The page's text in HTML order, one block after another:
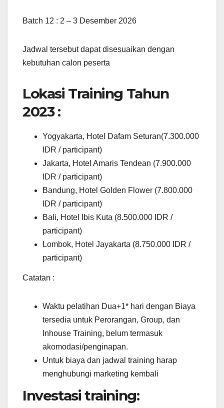
Batch 12 : 2 – 3 Desember 2026
Jadwal tersebut dapat disesuaikan dengan
kebutuhan calon peserta
Lokasi Training Tahun
2023 :
Yogyakarta, Hotel Dafam Seturan(7.300.000
IDR / participant)
Jakarta, Hotel Amaris Tendean (7.900.000
IDR / participant)
Bandung, Hotel Golden Flower (7.800.000
IDR / participant)
Bali, Hotel Ibis Kuta (8.500.000 IDR /
participant)
Lombok, Hotel Jayakarta (8.750.000 IDR /
participant)
Catatan :
Waktu pelatihan Dua+1* hari dengan Biaya
tersedia untuk Perorangan, Group, dan
Inhouse Training, belum termasuk
akomodasi/penginapan.
Untuk biaya dan jadwal training harap
menghubungi marketing kembali
Investasi training: